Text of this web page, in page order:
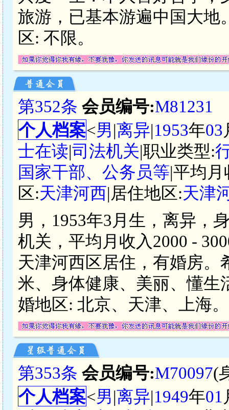
旅游，已基本游遍中国大地
区: 不限。
第352条 会员编号:M81231
个人档案<男|离异|1953年03
士在读|司法机关|职业类型:
国家干部、公务员等|平均月
区:天津河西|居住地区:天津
男，1953年3月生，离异，
机关，平均月收入2000 -
天津河西区居住，有婚房。
米、身体健康、美丽、懂生
婚地区: 北京、天津、上海。
第353条 会员编号:M70097(
个人档案<男|离异|1949年01